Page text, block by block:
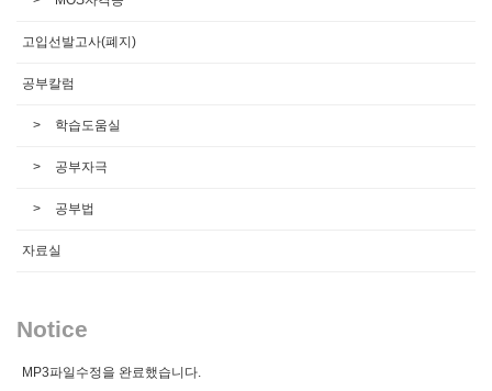
고입선발고사(폐지)
공부칼럼
학습도움실
공부자극
공부법
자료실
Notice
MP3파일수정을 완료했습니다.